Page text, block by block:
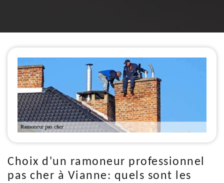
Choix d'un ramoneur professionnel
pas cher à Vianne: quels sont les